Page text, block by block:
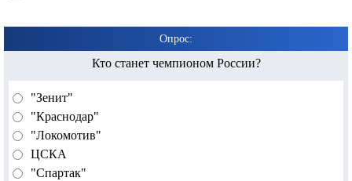
Опрос:
Кто станет чемпионом России?
"Зенит"
"Краснодар"
"Локомотив"
ЦСКА
"Спартак"